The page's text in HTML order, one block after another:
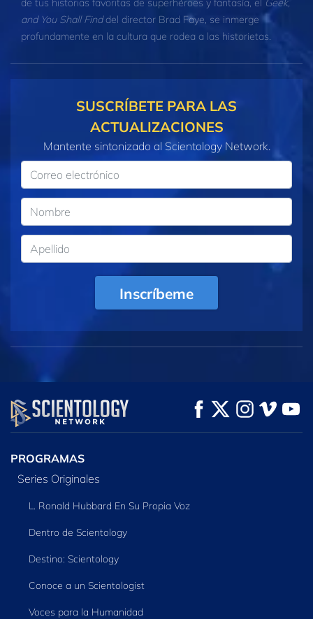
de tus historias favoritas de superhéroes y fantasía, el Geek,
and You Shall Finddel director Brad Faye, se inmerge
profundamente en la cultura que rodea a las historietas.
SUSCRÍBETE PARA LAS
ACTUALIZACIONES
Mantente sintonizado al Scientology Network.
Inscríbeme
PROGRAMAS
Series Originales
L. Ronald Hubbard En Su Propia Voz
Dentro de Scientology
Destino: Scientology
Conoce a un Scientologist
Voces para la Humanidad